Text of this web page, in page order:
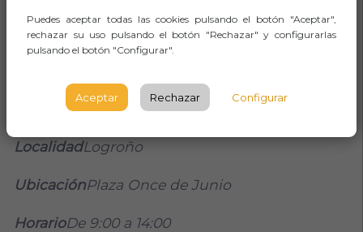
SOBRE EL EVENTO
Tipo de mercadilloMercado ecológico
LocalidadLogroño
UbicaciónPlaza Once de Junio
HorarioDe 9:00 a 14:00
Puedes aceptar todas las cookies pulsando el botón "Aceptar",
rechazar su uso pulsando el botón "Rechazar" y configurarlas
pulsando el botón "Configurar".
Aceptar Rechazar Configurar